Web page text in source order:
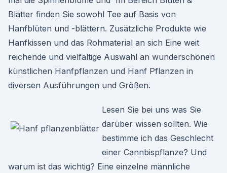
Blätter finden Sie sowohl Tee auf Basis von
Hanfblüten und -blättern. Zusätzliche Produkte wie
Hanfkissen und das Rohmaterial an sich Eine weit
reichende und vielfältige Auswahl an wunderschönen
künstlichen Hanfpflanzen und Hanf Pflanzen in
diversen Ausführungen und Größen.
Lesen Sie bei uns was Sie
darüber wissen sollten. Wie
bestimme ich das Geschlecht
einer Cannbispflanze? Und
warum ist das wichtig? Eine einzelne männliche